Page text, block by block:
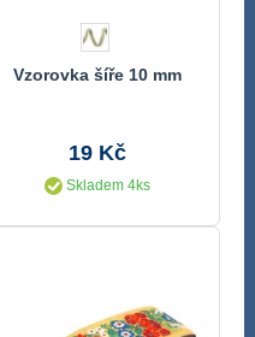
Vzorovka šíře 10 mm
19 Kč
Skladem 4ks